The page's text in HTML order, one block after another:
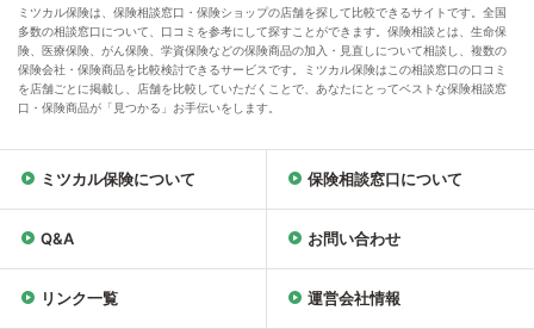
ミツカル保険は、保険相談窓口・保険ショップの店舗を探して比較できるサイトです。全国
多数の相談窓口について、口コミを参考にして探すことができます。保険相談とは、生命保
険、医療保険、がん保険、学資保険などの保険商品の加入・見直しについて相談し、複数の
保険会社・保険商品を比較検討できるサービスです。ミツカル保険はこの相談窓口の口コミ
を店舗ごとに掲載し、店舗を比較していただくことで、あなたにとってベストな保険相談窓
口・保険商品が「見つかる」お手伝いをします。
ミツカル保険について 保険相談窓口について
Q&A お問い合わせ
リンク一覧 運営会社情報